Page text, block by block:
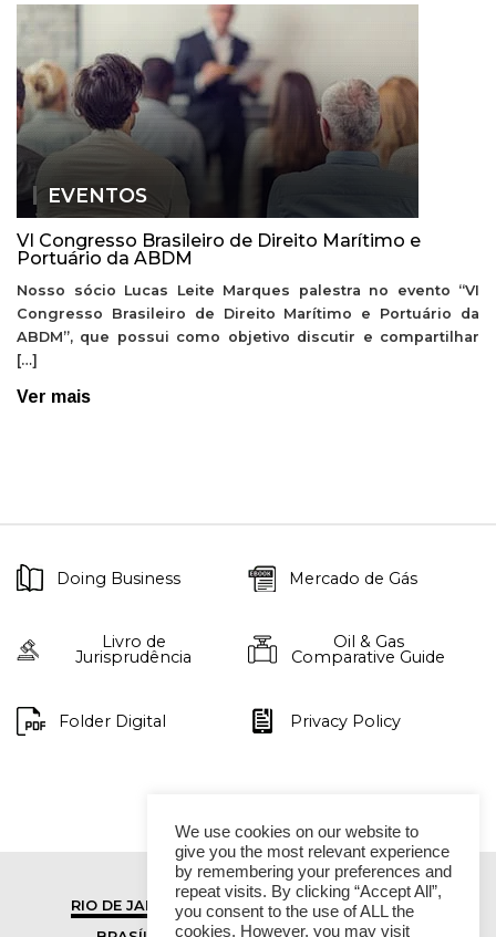
EVENTOS
VI Congresso Brasileiro de Direito Marítimo e
Portuário da ABDM
Nosso sócio Lucas Leite Marques palestra no evento “VI
Congresso Brasileiro de Direito Marítimo e Portuário da
ABDM”, que possui como objetivo discutir e compartilhar
[…]
Ver mais
Doing Business Mercado de Gás
Livro de
Jurisprudência
Oil & Gas
Comparative Guide
Folder Digital Privacy Policy
RIO DE JANEIRO
SÃO PAULO
We use cookies on our website to
give you the most relevant experience
by remembering your preferences and
repeat visits. By clicking “Accept All”,
you consent to the use of ALL the
cookies. However, you may visit